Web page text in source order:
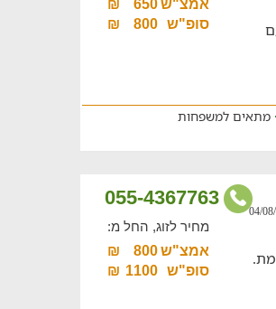
אמצ"ש650
₪
סופ"ש
800
₪
מתאים למשפחות
055-4367763
מחיר לזוג, החל מ:
אמצ"ש800
₪
סופ"ש
1100
₪